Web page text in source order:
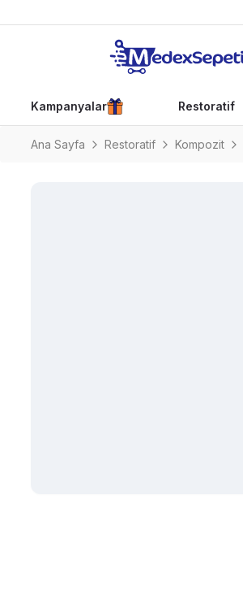
Kampanyalar Restoratif
Ana Sayfa Restoratif Kompozit